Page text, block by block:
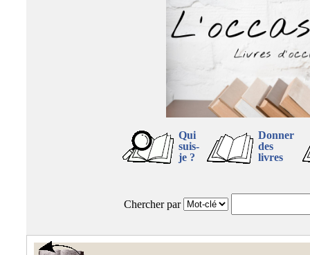
Qui
suis-
je ?
Donner
des
livres
Chercher par